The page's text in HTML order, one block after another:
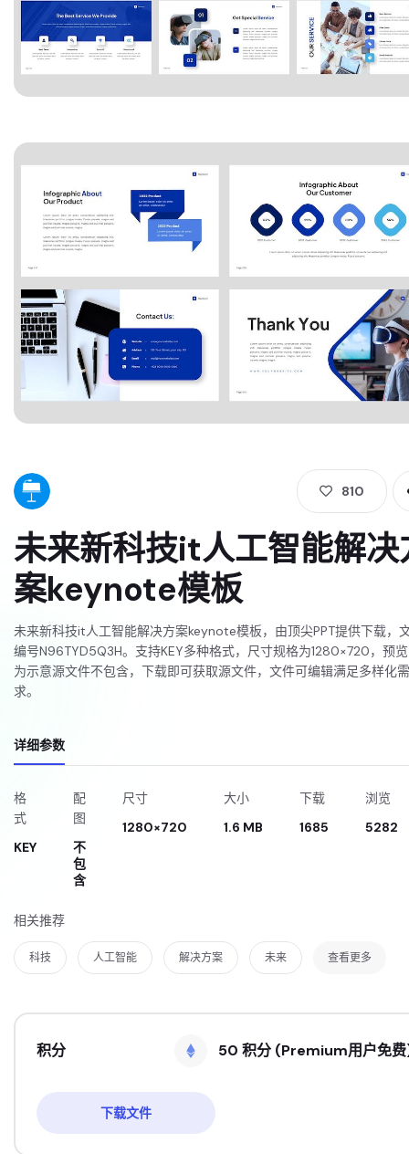
810
未来新科技it人工智能解决
案keynote模板
未来新科技it人工智能解决方案keynote模板，由顶尖PPT提供下载，
编号N96TYD5Q3H。支持KEY多种格式，尺寸规格为1280×720，预
为示意源文件不包含，下载即可获取源文件，文件可编辑满足多样化需
求。
详细参数
格
式
KEY
配
图
不
包
含
尺寸
1280×720
大小
1.6 MB
下载
1685
浏览
5282
相关推荐
科技 人工智能 解决方案 未来 查看更多
积分 50 积分 (Premium用户免
下载文件